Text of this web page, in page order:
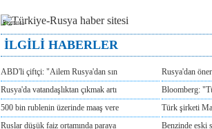
Реклама
İLGİLİ HABERLER
ABD'li çiftçi: "Ailem Rusya'dan sın
Rusya'dan
Rusya'da vatandaşlıktan çıkmak artı
Bloomberg:
500 bin rublenin üzerinde maaş vere
Türk şirketi
Ruslar düşük faiz ortamında paraya
Benzinde eski